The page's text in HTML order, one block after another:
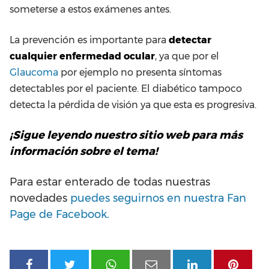
someterse a estos exámenes antes.
La prevención es importante para detectar
cualquier enfermedad ocular, ya que por el
Glaucoma por ejemplo no presenta síntomas
detectables por el paciente. El diabético tampoco
detecta la pérdida de visión ya que esta es progresiva.
¡Sigue leyendo nuestro sitio web para más
información sobre el tema!
Para estar enterado de todas nuestras
novedades puedes seguirnos en nuestra Fan
Page de Facebook.